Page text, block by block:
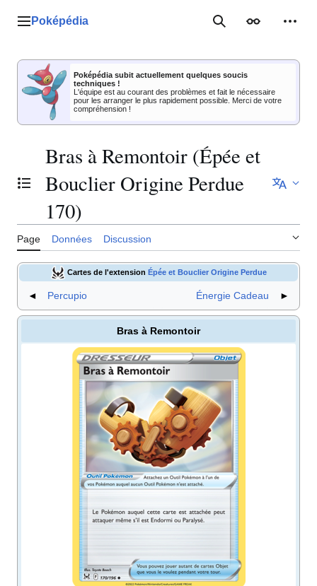
Menu principal
Poképédia RechercherApparence
Poképédia subit actuellement quelques soucis
techniques !
L'équipe est au courant des problèmes et fait le nécessaire
pour les arranger le plus rapidement possible. Merci de votre
compréhension !
Basculer la table des matières
Bras à Remontoir (Épée et
Bouclier Origine Perdue
170)
Page Données Discussion
Cartes de l'extension Épée et Bouclier Origine Perdue
◄ Percupio Énergie Cadeau ►
Bras à Remontoir